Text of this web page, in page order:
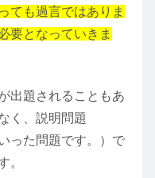
ても過言ではありま
要となっていきま
出題されることもあ
く、説明問題
った問題です。）で
。